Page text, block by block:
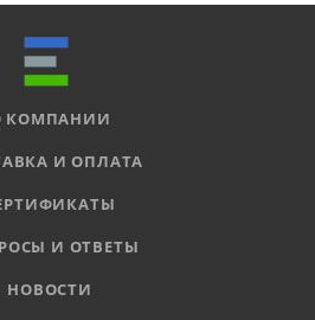
КОМПАНИИ
И ОПЛАТА
И ОТВЕТЫ
НОВОСТИ